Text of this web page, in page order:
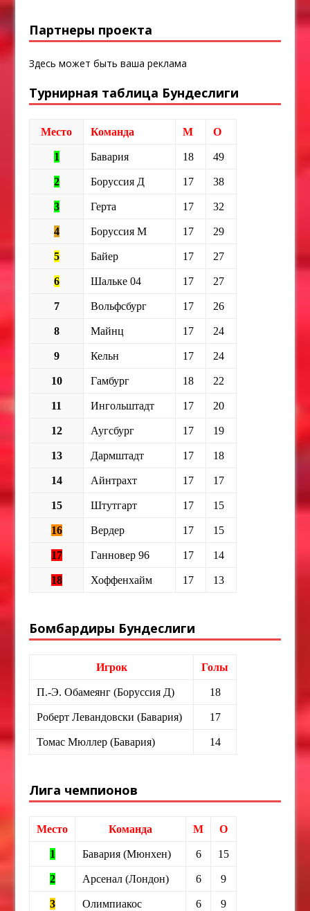
Партнеры проекта
Здесь может быть ваша реклама
Турнирная таблица Бундеслиги
Место Команда М О
1 Бавария 18 49
2 Боруссия Д 17 38
3 Герта 17 32
4 Боруссия М 17 29
5 Байер 17 27
6 Шальке 04 17 27
7 Вольфсбург 17 26
8 Майнц 17 24
9 Кельн 17 24
10 Гамбург 18 22
11 Ингольштадт 17 20
12 Аугсбург 17 19
13 Дармштадт 17 18
14 Айнтрахт 17 17
15 Штутгарт 17 15
16 Вердер 17 15
17 Ганновер 96 17 14
18 Хоффенхайм 17 13
Бомбардиры Бундеслиги
Игрок Голы
П.-Э. Обамеянг (Боруссия Д) 18
Роберт Левандовски (Бавария) 17
Томас Мюллер (Бавария) 14
Лига чемпионов
Место Команда М О
1 Бавария (Мюнхен) 6 15
2 Арсенал (Лондон) 6 9
3 Олимпиакос 6 9